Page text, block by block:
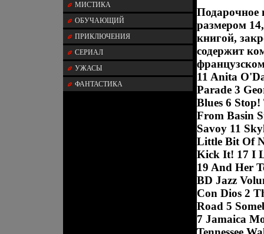
МИСТИКА
ОБУЧАЮЩИЙ
ПРИКЛЮЧЕНИЯ
СЕРИАЛ
УЖАСЫ
ФАНТАСТИКА
Подарочное
размером
книгой,
содержит
11 Anita
Parade 3
Blues 6
From Basin
Savoy 11
Little Bit Of
Kick It! 17 I
19 And Her
BD Jazz
Con Dios 2
Road 5
7 Jamaica